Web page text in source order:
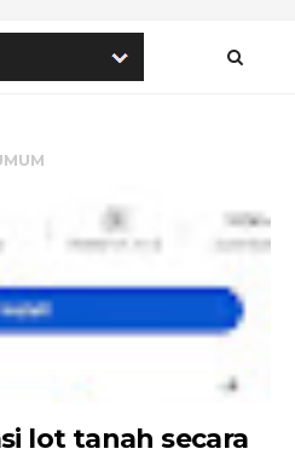
lot tanah secara